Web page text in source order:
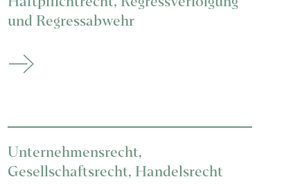
und Regressabwehr
Unternehmensrecht,
Gesellschaftsrecht, Handelsrecht